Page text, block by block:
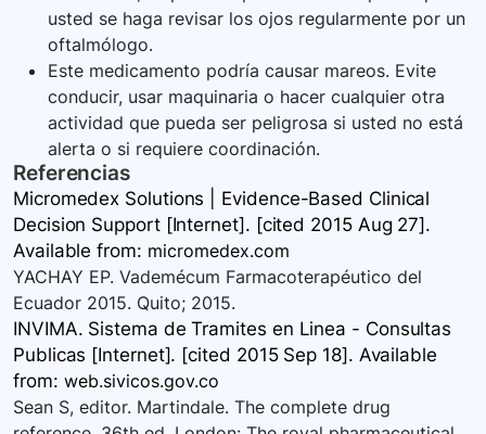
usted se haga revisar los ojos regularmente por un
oftalmólogo.
Este medicamento podría causar mareos. Evite
conducir, usar maquinaria o hacer cualquier otra
actividad que pueda ser peligrosa si usted no está
alerta o si requiere coordinación.
Referencias
Micromedex Solutions | Evidence-Based Clinical
Decision Support [Internet]. [cited 2015 Aug 27].
Available from: micromedex.com
YACHAY EP. Vademécum Farmacoterapéutico del
Ecuador 2015. Quito; 2015.
INVIMA. Sistema de Tramites en Linea - Consultas
Publicas [Internet]. [cited 2015 Sep 18]. Available
from: web.sivicos.gov.co
Sean S, editor. Martindale. The complete drug